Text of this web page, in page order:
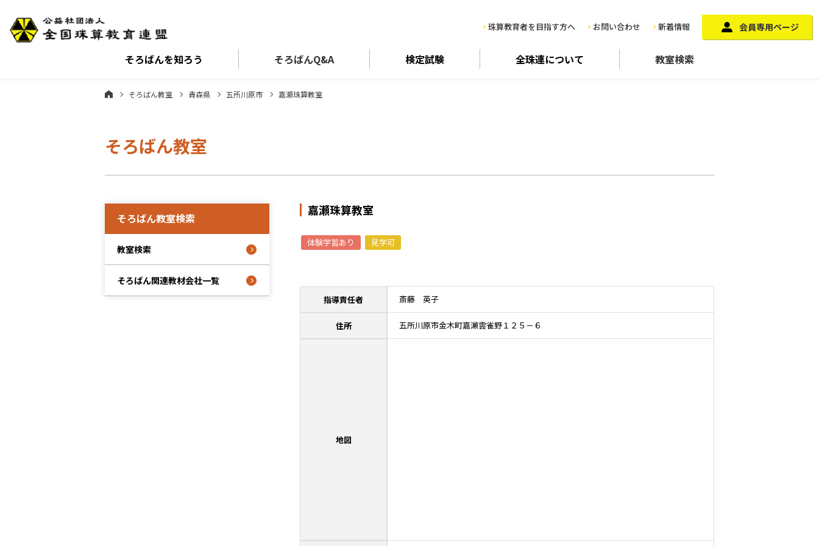
珠算教育者を目指す方へ お問い合わせ 新着情報 会員専用ページ
そろばんを知ろう そろばんQ&A 検定試験 全珠連について 教室検索
そろばん教室 青森県 五所川原市 嘉瀬珠算教室
そろばん教室
嘉瀬珠算教室
体験学習あり 見学可
指導責任者 斎藤 英子
住所 五所川原市金木町嘉瀬雲雀野１２５－６
地図
そろばん教室検索
教室検索
そろばん関連教材会社一覧